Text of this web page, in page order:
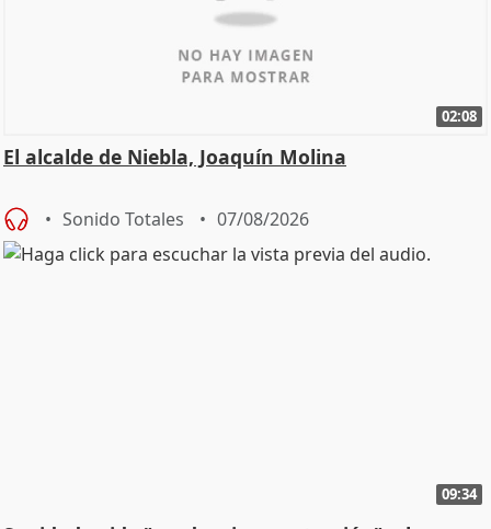
02:08
El alcalde de Niebla, Joaquín Molina
Sonido Totales 07/08/2026
09:34